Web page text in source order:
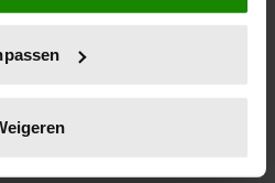
meter nauwkeurig kan zijn
eigenschappen (fingerprinting)
in het